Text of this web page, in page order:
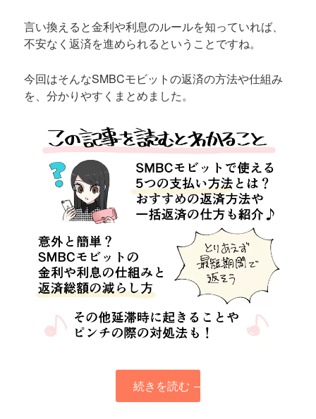
言い換えると金利や利息のルールを知っていれば、
不安なく返済を進められるということですね。
今回はそんなSMBCモビットの返済の方法や仕組み
を、分かりやすくまとめました。
続きを読む →